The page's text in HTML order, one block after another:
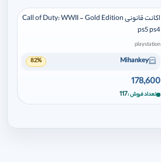
اکانت قانونی Call of Duty: WWII - Gold Edition
ps5 ps4
playstation
Mihankey
82%
178,600
تعداد فروش 117